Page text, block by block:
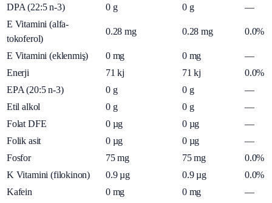
DPA (22:5 n-3)
0 g 0 g
—
E Vitamini (alfa-
tokoferol)
0.28 mg 0.28 mg 0.0%
E Vitamini (eklenmiş) 0 mg 0 mg
—
Enerji
71 kj 71 kj
0.0%
EPA (20:5 n-3)
0 g 0 g
—
Etil alkol
0 g 0 g
—
Folat DFE
0 µg 0 µg
—
Folik asit
0 µg 0 µg
—
Fosfor
75 mg 75 mg
0.0%
K Vitamini (filokinon)
0.9 µg 0.9 µg
0.0%
Kafein
0 mg 0 mg
—